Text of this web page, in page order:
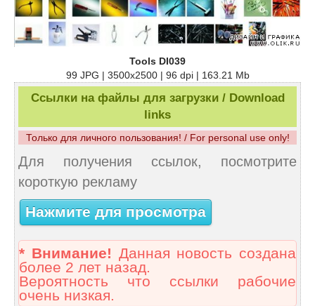
Tools DI039
99 JPG | 3500x2500 | 96 dpi | 163.21 Mb
Ссылки на файлы для загрузки / Download
links
Только для личного пользования! / For personal use only!
Для получения ссылок, посмотрите
короткую рекламу
Нажмите для просмотра
* Внимание! Данная новость создана
более 2 лет назад.
Вероятность что ссылки рабочие
очень низкая.